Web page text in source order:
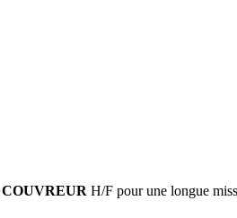
COUVREUR H/F pour une longue